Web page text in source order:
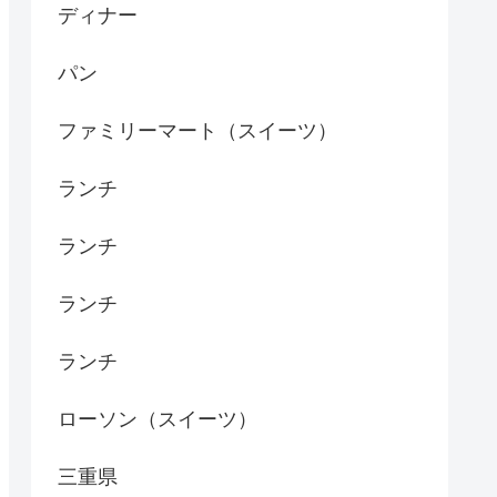
ディナー
パン
ファミリーマート（スイーツ）
ランチ
ランチ
ランチ
ランチ
ローソン（スイーツ）
三重県